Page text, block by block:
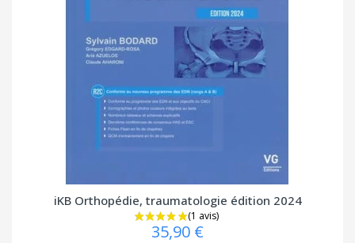
iKB Orthopédie, traumatologie édition 2024
35,90 €